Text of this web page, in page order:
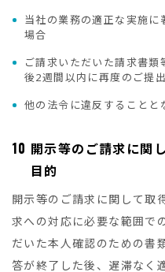
当社の業務の適正な実施に
場合
ご請求いただいた請求書
後2週間以内に再度のご提
他の法令に違反することと
10 開示等のご請求に関
目的
開示等のご請求に関して取
求への対応に必要な範囲で
だいた本人確認のための書
答が終了した後、遅滞なく